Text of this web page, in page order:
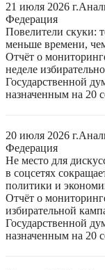
21 июля 2026 г.
Федерация
Повелители скуки:
меньше времени,
Отчёт о
неделе
Государственной
назначенным на 20
20 июля 2026 г.
Федерация
Не место для
в соцсетях
политики и
Отчёт о
избирательной
Государственной
назначенным на 20